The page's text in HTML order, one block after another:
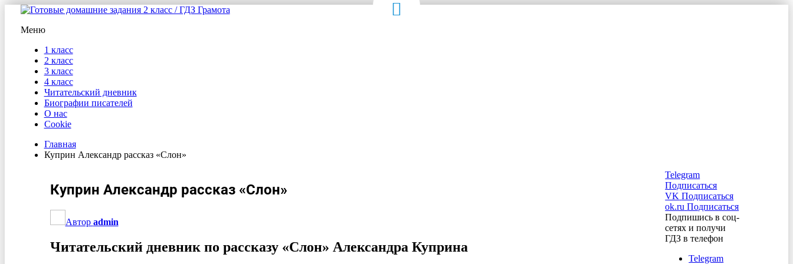
Меню
1 класс
2 класс
3 класс
4 класс
Читательский дневник
Биографии писателей
О нас
Cookie
Главная
Куприн Александр рассказ «Слон»
Куприн Александр рассказ «Слон»
Автор admin
Читательский дневник по рассказу «Слон» Александра Куприна
Telegram
Подписаться
VK Подписаться
ok.ru Подписаться
Подпишись в соц-
сетях и получи
ГДЗ в телефон
Telegram